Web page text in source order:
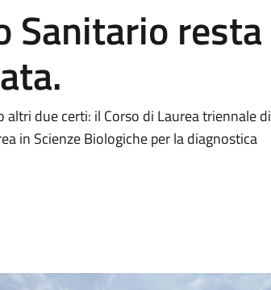
Sanitario resta
due certi: il Corso di Laurea triennale di
in Scienze Biologiche per la diagnostica